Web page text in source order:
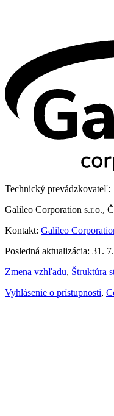
Technický prevádzkovateľ:
Galileo Corporation s.r.o.,
Kontakt: Galileo
Posledná aktualizácia: 31.
Zmena vzhľadu, Štruktúra
Vyhlásenie o prístupnosti,